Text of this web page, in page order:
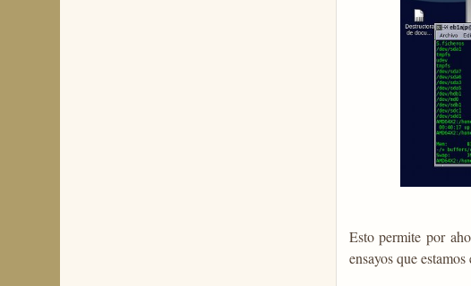
Esto permite por
ensayos que